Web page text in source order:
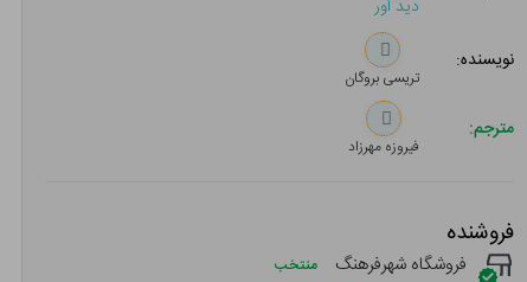
دید آور
نویسنده:
تریسی بروگان
مترجم:
فیروزه مهرزاد
فروشنده
فروشگاه شهرفرهنگ منتخب